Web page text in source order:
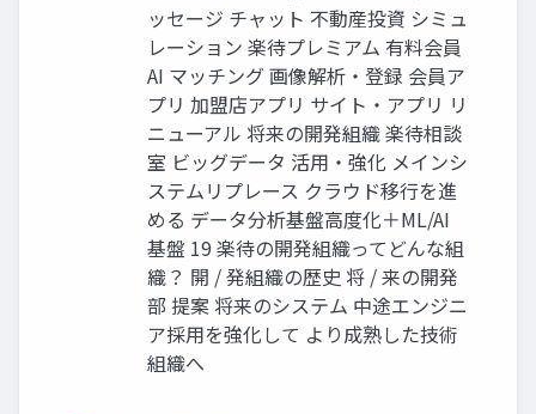
ッセージ チャット 不動産投資 シミュ
レーション 楽待プレミアム 有料会員
AI マッチング 画像解析・登録 会員ア
プリ 加盟店アプリ サイト・アプリ リ
ニューアル 将来の開発組織 楽待相談
室 ビッグデータ 活用・強化 メインシ
ステムリプレース クラウド移行を進
める データ分析基盤高度化＋ML/AI
基盤 19 楽待の開発組織ってどんな組
織？ 開 / 発組織の歴史 将 / 来の開発
部 提案 将来のシステム 中途エンジニ
ア採用を強化して より成熟した技術
組織へ